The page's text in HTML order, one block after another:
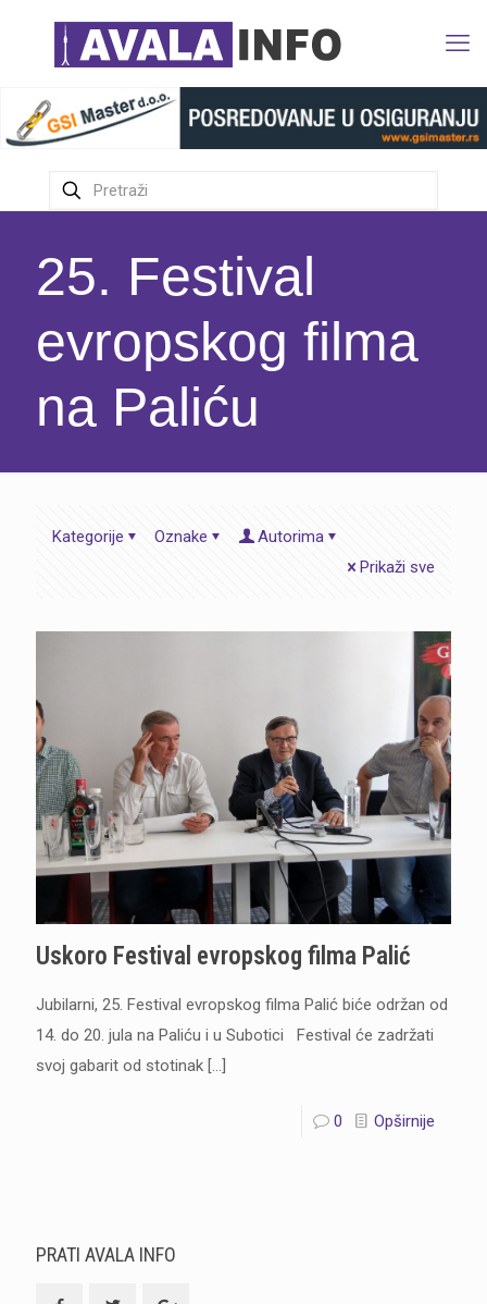
25. Festival
evropskog filma
na Paliću
Kategorije Oznake
Autorima
Prikaži sve
Uskoro Festival evropskog filma Palić
Jubilarni, 25. Festival evropskog filma Palić biće održan od
14. do 20. jula na Paliću i u Subotici Festival će zadržati
svoj gabarit od stotinak […]
0 Opširnije
PRATI AVALA INFO